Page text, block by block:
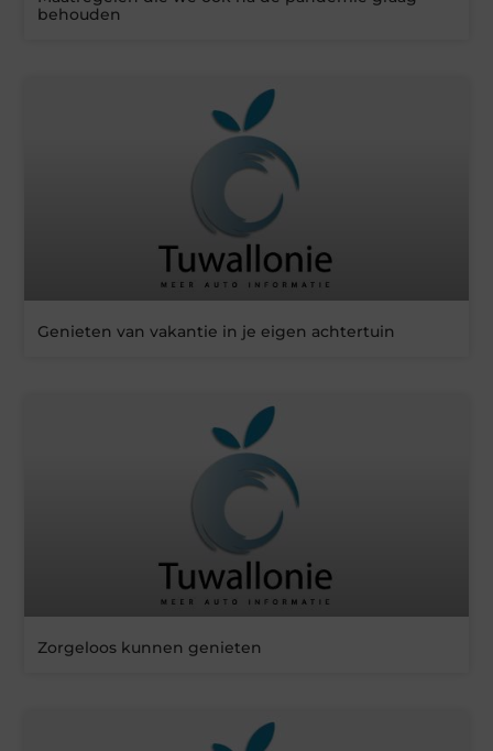
behouden
Genieten van vakantie in je eigen achtertuin
Zorgeloos kunnen genieten